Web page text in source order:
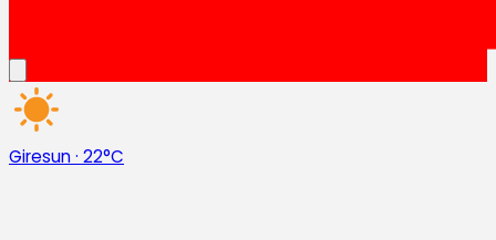
Giresun· 22°C